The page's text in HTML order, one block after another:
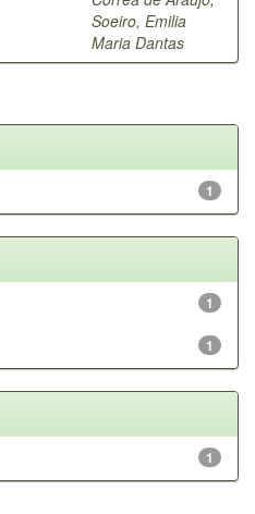
Soeiro, Emilia
Maria Dantas
1
1
1
1